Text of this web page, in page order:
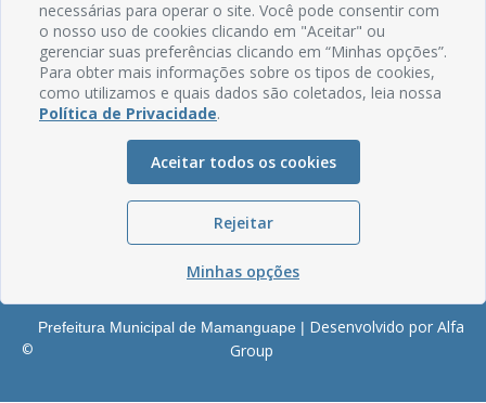
Expediente: Segunda à Sexta, das 08h às 13h
Mapa do Site
Perguntas frequentes
Glossário
Serviços Internos
©
Prefeitura Municipal de Mamanguape | Desenvolvido por Alfa
Group
necessárias para operar o site. Você pode consentir com
o nosso uso de cookies clicando em "Aceitar" ou
gerenciar suas preferências clicando em “Minhas opções”.
Para obter mais informações sobre os tipos de cookies,
como utilizamos e quais dados são coletados, leia nossa
Política de Privacidade.
Aceitar todos os cookies
Rejeitar
Minhas opções